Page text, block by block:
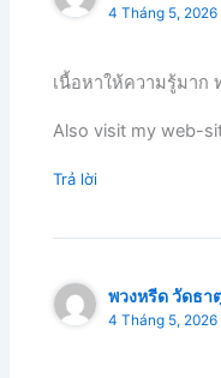
4 Tháng 5, 2026
เนื้อหาให้ความรู้มาก
Also visit my web-
Trả lời
พวงหรีด วัดธา
4 Tháng 5,